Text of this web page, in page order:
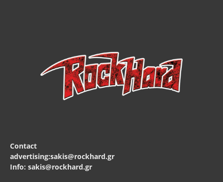
Contact
advertising:sakis@rockhard.gr
Info: sakis@rockhard.gr